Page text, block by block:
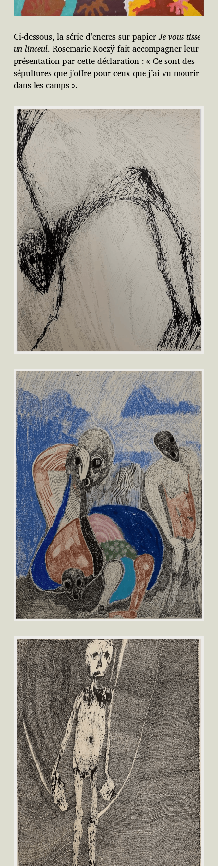
Ci-dessous, la série d’encres sur papierJe vous tisse
un linceul. Rosemarie Koczÿ fait accompagner leur
présentation par cette déclaration : « Ce sont des
sépultures que j’offre pour ceux que j’ai vu mourir
dans les camps ».